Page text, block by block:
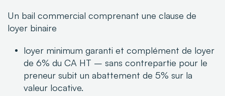
Un bail commercial comprenant une clause de
loyer binaire
loyer minimum garanti et complément de loyer
de 6% du CA HT – sans contrepartie pour le
preneur subit un abattement de 5% sur la
valeur locative.